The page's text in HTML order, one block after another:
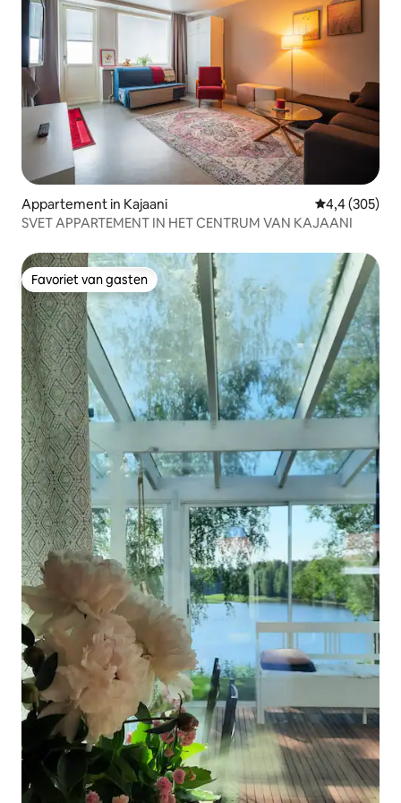
Appartement in Kajaani Gemiddelde
4,4 (305)
SVET APPARTEMENT IN HET CENTRUM VAN KAJAANI
Favoriet van gasten
Favoriet van gasten